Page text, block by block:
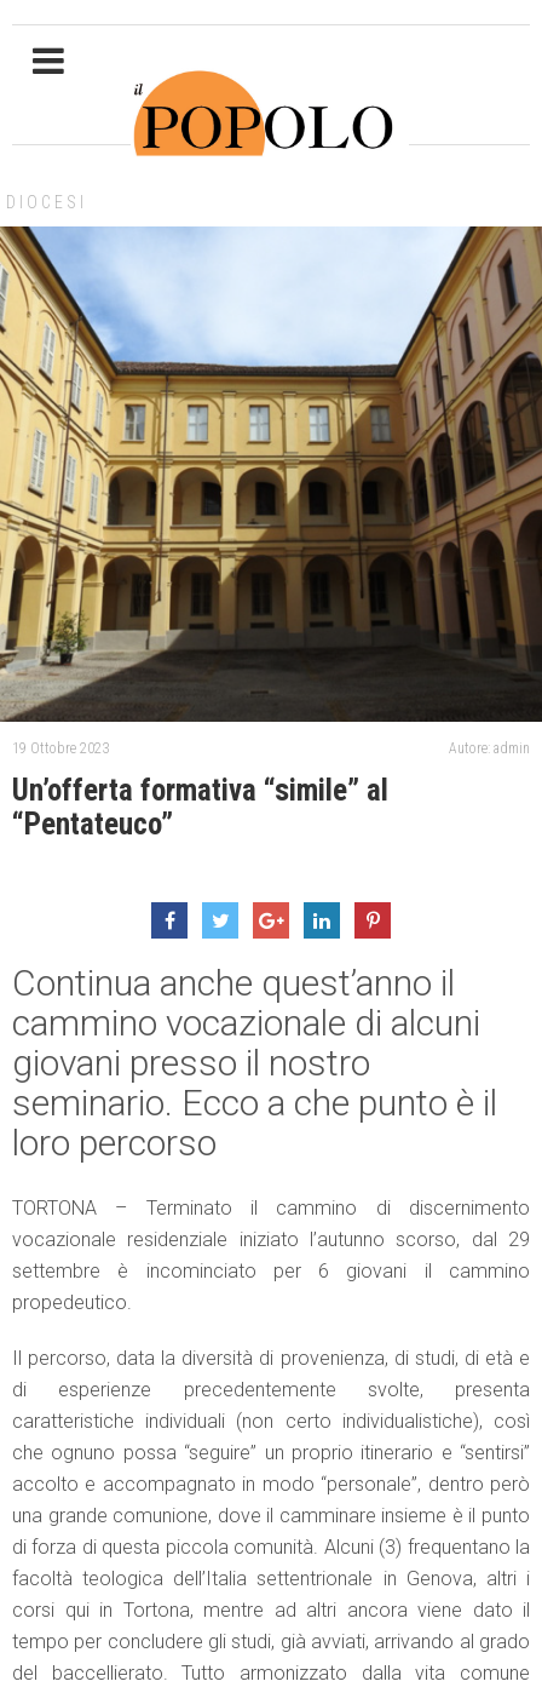
DIOCESI
19 Ottobre 2023 Autore: admin
Un’offerta formativa “simile” al
“Pentateuco”
Continua anche quest’anno il
cammino vocazionale di alcuni
giovani presso il nostro
seminario. Ecco a che punto è il
loro percorso
TORTONA – Terminato il cammino di discernimento
vocazionale residenziale iniziato l’autunno scorso, dal 29
settembre è incominciato per 6 giovani il cammino
propedeutico.
Il percorso, data la diversità di provenienza, di studi, di età e
di esperienze precedentemente svolte, presenta
caratteristiche individuali (non certo individualistiche), così
che ognuno possa “seguire” un proprio itinerario e “sentirsi”
accolto e accompagnato in modo “personale”, dentro però
una grande comunione, dove il camminare insieme è il punto
di forza di questa piccola comunità. Alcuni (3) frequentano la
facoltà teologica dell’Italia settentrionale in Genova, altri i
corsi qui in Tortona, mentre ad altri ancora viene dato il
tempo per concludere gli studi, già avviati, arrivando al grado
del baccellierato. Tutto armonizzato dalla vita comune